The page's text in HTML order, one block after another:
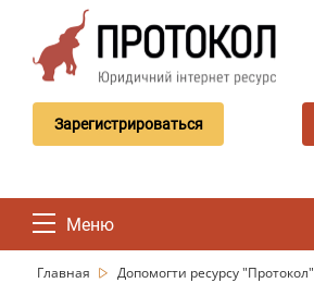
Зарегистрироваться
Меню
Главная Допомогти ресурсу "Протокол"